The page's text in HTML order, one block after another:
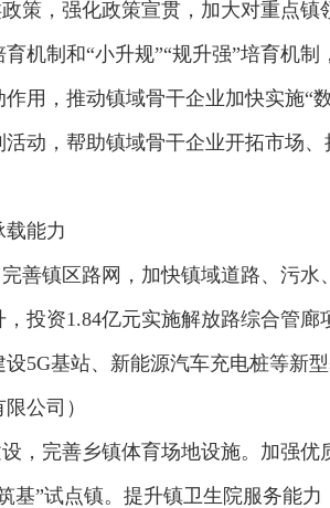
策，强化政策宣贯，加大对重点
机制和“小升规”“规升强”培育机
用，推动镇域骨干企业加快实施
动，帮助镇域骨干企业开拓市场
载能力
善镇区路网，加快镇域道路、污
投资1.84亿元实施解放路综合管
5G基站、新能源汽车充电桩等新
公司）
，完善乡镇体育场地设施。加强
基”试点镇。提升镇卫生院服务能